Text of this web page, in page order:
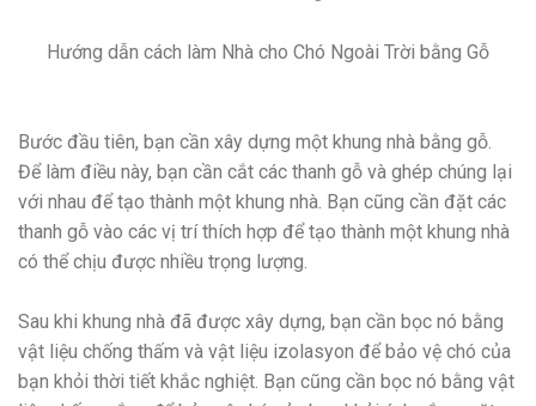
Hướng dẫn cách làm Nhà cho Chó Ngoài Trời bằng Gỗ
Bước đầu tiên, bạn cần xây dựng một khung nhà bằng gỗ.
Để làm điều này, bạn cần cắt các thanh gỗ và ghép chúng lại
với nhau để tạo thành một khung nhà. Bạn cũng cần đặt các
thanh gỗ vào các vị trí thích hợp để tạo thành một khung nhà
có thể chịu được nhiều trọng lượng.
Sau khi khung nhà đã được xây dựng, bạn cần bọc nó bằng
vật liệu chống thấm và vật liệu izolasyon để bảo vệ chó của
bạn khỏi thời tiết khắc nghiệt. Bạn cũng cần bọc nó bằng vật